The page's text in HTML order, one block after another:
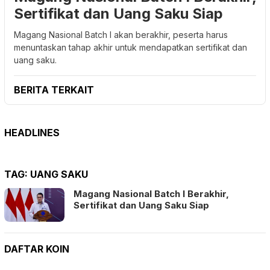
Sertifikat dan Uang Saku Siap
Magang Nasional Batch I akan berakhir, peserta harus
menuntaskan tahap akhir untuk mendapatkan sertifikat dan
uang saku.
BERITA TERKAIT
HEADLINES
TAG: UANG SAKU
Magang Nasional Batch I Berakhir,
Sertifikat dan Uang Saku Siap
DAFTAR KOIN